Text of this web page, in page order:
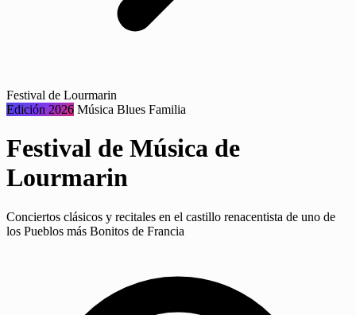
Festival de Lourmarin
Edición 2026 Música Blues Familia
Festival de Música de
Lourmarin
Conciertos clásicos y recitales en el castillo renacentista de uno de
los Pueblos más Bonitos de Francia